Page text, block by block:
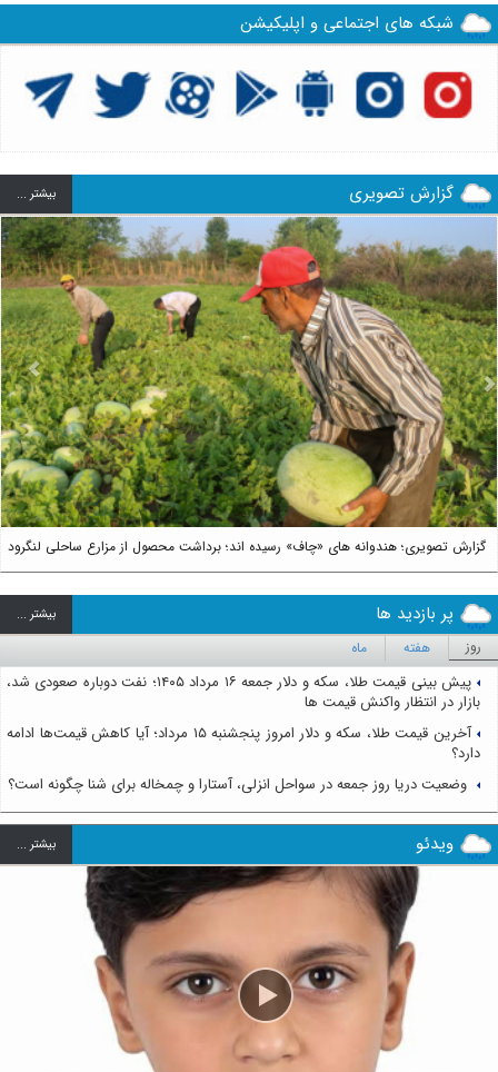
شبکه های اجتماعی و اپلیکیشن
گزارش تصویری بيشتر ...
گزارش تصویری؛ هندوانه های «چاف» رسیده اند؛ برداشت محصول از مزارع ساحلی لنگرود
Next
پر بازدید ها بيشتر ...
روز هفته ماه
پیش بینی قیمت طلا، سکه و دلار جمعه ۱۶ مرداد ۱۴۰۵؛ نفت دوباره صعودی شد،
بازار در انتظار واکنش قیمت ها
آخرین قیمت طلا، سکه و دلار امروز پنجشنبه ۱۵ مرداد؛ آیا کاهش قیمت‌ها ادامه
دارد؟
وضعیت دریا روز جمعه در سواحل انزلی، آستارا و چمخاله برای شنا چگونه است؟
ویدئو بيشتر ...